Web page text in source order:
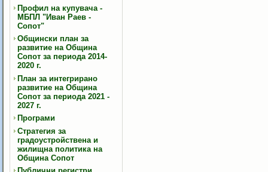
Профил на купувача -
МБПЛ "Иван Раев -
Сопот"
Общински план за
развитие на Община
Сопот за периода 2014-
2020 г.
План за интегрирано
развитие на Община
Сопот за периода 2021 -
2027 г.
Програми
Стратегия за
градоустройствена и
жилищна политика на
Община Сопот